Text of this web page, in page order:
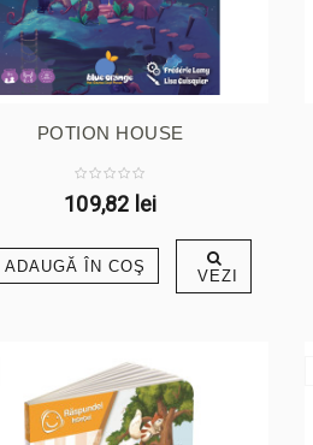
POTION HOUSE
109,82 lei
ADAUGĂ ÎN COŞ VEZI